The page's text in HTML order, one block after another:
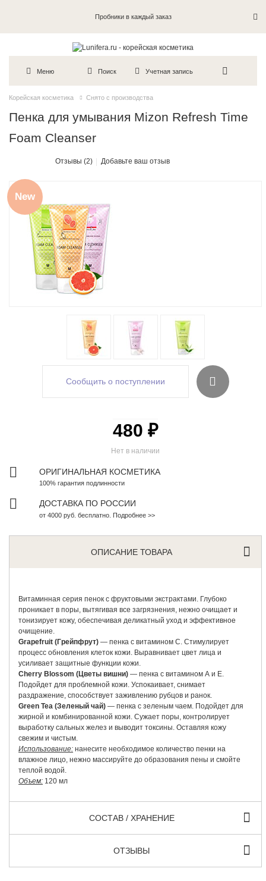
Пробники в каждый заказ
Меню Поиск Учетная запись
Корейская косметика Снято с производства
Пенка для умывания Mizon Refresh Time
Foam Cleanser
Отзывы (2) Добавьте ваш отзыв
New
Сообщить о поступлении
Нет в наличии
480 ₽
ОРИГИНАЛЬНАЯ КОСМЕТИКА
100% гарантия подлинности
ДОСТАВКА ПО РОССИИ
от 4000 руб. бесплатно. Подробнее >>
ОПИСАНИЕ ТОВАРА
Витаминная серия пенок с фруктовыми экстрактами. Глубоко
проникает в поры, вытягивая все загрязнения, нежно очищает и
тонизирует кожу, обеспечивая деликатный уход и эффективное
очищение.
Grapefruit (Грейпфрут) — пенка с витамином С. Стимулирует
процесс обновления клеток кожи. Выравнивает цвет лица и
усиливает защитные функции кожи.
Cherry Blossom (Цветы вишни) — пенка с витамином А и Е.
Подойдет для проблемной кожи. Успокаивает, снимает
раздражение, способствует заживлению рубцов и ранок.
Green Tea (Зеленый чай) — пенка с зеленым чаем. Подойдет для
жирной и комбинированной кожи. Сужает поры, контролирует
выработку сальных желез и выводит токсины. Оставляя кожу
свежим и чистым.
Использование: нанесите необходимое количество пенки на
влажное лицо, нежно массируйте до образования пены и смойте
теплой водой.
Объем: 120 мл
СОСТАВ / ХРАНЕНИЕ
ОТЗЫВЫ